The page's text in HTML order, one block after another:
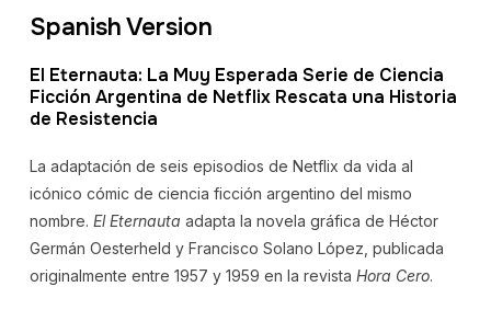
Spanish Version
El Eternauta: La Muy Esperada Serie de Ciencia
Ficción Argentina de Netflix Rescata una Historia
de Resistencia
La adaptación de seis episodios de Netflix da vida al
icónico cómic de ciencia ficción argentino del mismo
nombre. El Eternauta adapta la novela gráfica de Héctor
Germán Oesterheld y Francisco Solano López, publicada
originalmente entre 1957 y 1959 en la revista Hora Cero.